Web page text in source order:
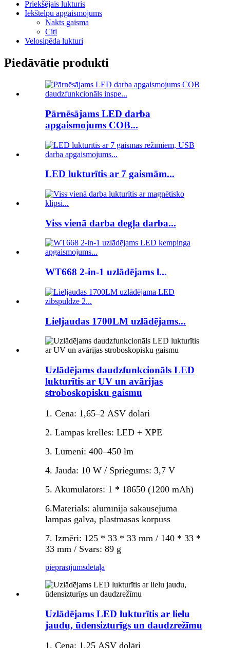
Priekšējais lukturis
Iekštelpu apgaismojums
Nakts gaisma
Citi
Velosipēda lukturi
Piedāvātie produkti
Pārnēsājams LED darba
apgaismojums COB...
LED lukturītis ar 7 gaismām...
Viss vienā darba degļa darba...
WT668 2-in-1 uzlādējams l...
Lieljaudas 1700LM uzlādējams...
Uzlādējams daudzfunkcionāls LED
lukturītis ar UV un avārijas
stroboskopisku gaismu
1. Cena: 1,65–2 ASV dolāri
2. Lampas krelles: LED + XPE
3. Lūmeni: 400–450 lm
4. Jauda: 10 W / Spriegums: 3,7 V
5. Akumulators: 1 * 18650 (1200 mAh)
6.Materiāls: alumīnija sakausējuma
lampas galva, plastmasas korpuss
7. Izmēri: 125 * 33 * 33 mm / 140 * 33 *
33 mm / Svars: 89 g
pieprasījumsdetaļa
Uzlādējams LED lukturītis ar lielu
jaudu, ūdensizturīgs un daudzrežīmu
1. Cena: 1,25 ASV dolāri